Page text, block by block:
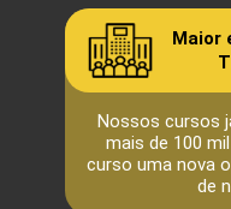
Maior
Nossos cursos
mais de 100
curso uma nova
de